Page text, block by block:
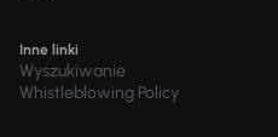
Inne linki
Wyszukiwanie
Whistleblowing Policy